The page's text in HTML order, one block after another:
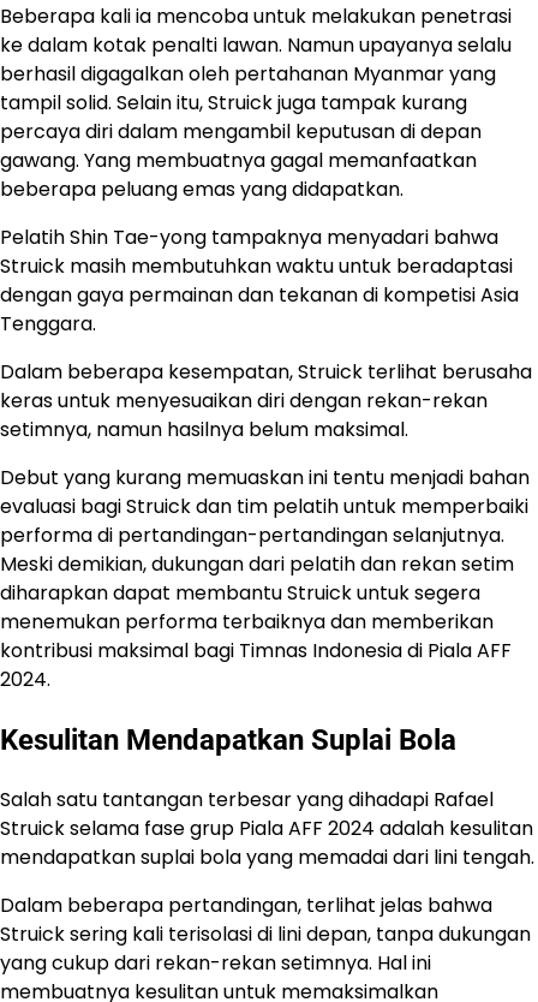
Beberapa kali ia mencoba untuk melakukan penetrasi
ke dalam kotak penalti lawan. Namun upayanya selalu
berhasil digagalkan oleh pertahanan Myanmar yang
tampil solid. Selain itu, Struick juga tampak kurang
percaya diri dalam mengambil keputusan di depan
gawang. Yang membuatnya gagal memanfaatkan
beberapa peluang emas yang didapatkan.
Pelatih Shin Tae-yong tampaknya menyadari bahwa
Struick masih membutuhkan waktu untuk beradaptasi
dengan gaya permainan dan tekanan di kompetisi Asia
Tenggara.
Dalam beberapa kesempatan, Struick terlihat berusaha
keras untuk menyesuaikan diri dengan rekan-rekan
setimnya, namun hasilnya belum maksimal.
Debut yang kurang memuaskan ini tentu menjadi bahan
evaluasi bagi Struick dan tim pelatih untuk memperbaiki
performa di pertandingan-pertandingan selanjutnya.
Meski demikian, dukungan dari pelatih dan rekan setim
diharapkan dapat membantu Struick untuk segera
menemukan performa terbaiknya dan memberikan
kontribusi maksimal bagi Timnas Indonesia di Piala AFF
2024.
Kesulitan Mendapatkan Suplai Bola
Salah satu tantangan terbesar yang dihadapi Rafael
Struick selama fase grup Piala AFF 2024 adalah kesulitan
mendapatkan suplai bola yang memadai dari lini tengah.
Dalam beberapa pertandingan, terlihat jelas bahwa
Struick sering kali terisolasi di lini depan, tanpa dukungan
yang cukup dari rekan-rekan setimnya. Hal ini
membuatnya kesulitan untuk memaksimalkan